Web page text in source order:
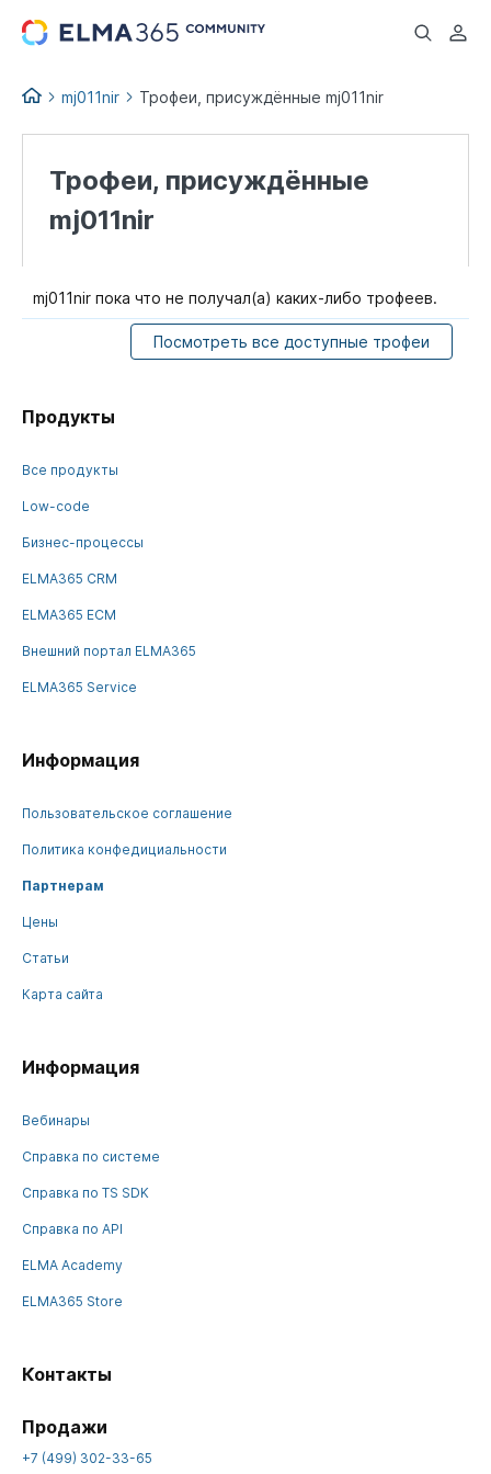
...
mj011nir Трофеи, присуждённые mj011nir
Трофеи, присуждённые
mj011nir
mj011nir пока что не получал(а) каких-либо трофеев.
Посмотреть все доступные трофеи
Продукты
Все продукты
Low-code
Бизнес-процессы
ELMA365 CRM
ELMA365 ECM
Внешний портал ELMA365
ELMA365 Service
Информация
Пользовательское соглашение
Политика конфедициальности
Партнерам
Цены
Статьи
Карта сайта
Информация
Вебинары
Справка по системе
Справка по TS SDK
Справка по API
ELMA Academy
ELMA365 Store
Контакты
Продажи
+7 (499) 302-33-65